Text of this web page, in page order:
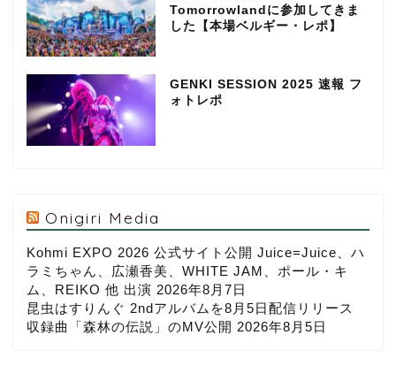
Tomorrowlandに参加してきま
した【本場ベルギー・レポ】
GENKI SESSION 2025 速報 フ
ォトレポ
Onigiri Media
Kohmi EXPO 2026 公式サイト公開 Juice=Juice、ハ
ラミちゃん、広瀬香美、WHITE JAM、ポール・キ
ム、REIKO 他 出演 2026年8月7日
昆虫はすりんぐ 2ndアルバムを8月5日配信リリース
収録曲「森林の伝説」のMV公開 2026年8月5日